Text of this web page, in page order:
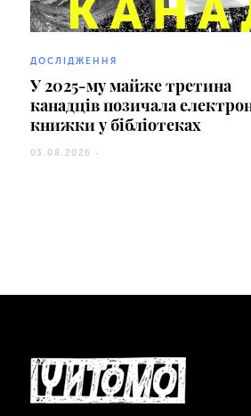
ДОСЛІДЖЕННЯ
У 2025-му майже третина
канадців позичала
книжки у бібліотеках
03.08.2026 -